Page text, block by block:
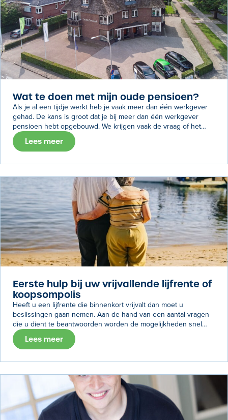
Wat te doen met mijn oude pensioen?
Als je al een tijdje werkt heb je vaak meer dan één werkgever
gehad. De kans is groot dat je bij meer dan één werkgever
pensioen hebt opgebouwd. We krijgen vaak de vraag of het
mogelijk is om deze pensioenpotjes samen te voegen. Daar
geven we graag antwoord op.
Lees meer
Eerste hulp bij uw vrijvallende lijfrente of
koopsompolis
Heeft u een lijfrente die binnenkort vrijvalt dan moet u
beslissingen gaan nemen. Aan de hand van een aantal vragen
die u dient te beantwoorden worden de mogelijkheden snel
duidelijk.
Lees meer